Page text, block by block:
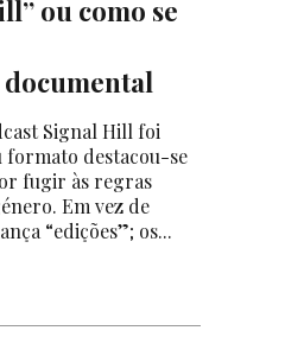
ou como se
Signal Hill foi
formato destacou-se
fugir às regras
Em vez de
“edições”; os...